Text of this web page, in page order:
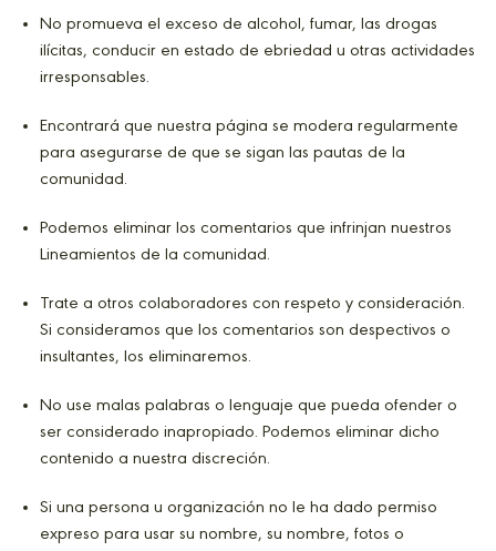
No promueva el exceso de alcohol, fumar, las drogas
ilícitas, conducir en estado de ebriedad u otras actividades
irresponsables.
Encontrará que nuestra página se modera regularmente
para asegurarse de que se sigan las pautas de la
comunidad.
Podemos eliminar los comentarios que infrinjan nuestros
Lineamientos de la comunidad.
Trate a otros colaboradores con respeto y consideración.
Si consideramos que los comentarios son despectivos o
insultantes, los eliminaremos.
No use malas palabras o lenguaje que pueda ofender o
ser considerado inapropiado. Podemos eliminar dicho
contenido a nuestra discreción.
Si una persona u organización no le ha dado permiso
expreso para usar su nombre, su nombre, fotos o